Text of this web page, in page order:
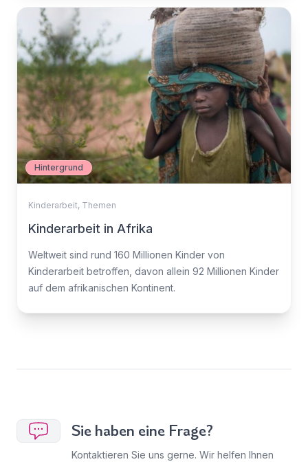
Hintergrund
Kinderarbeit, Themen
Kinderarbeit in Afrika
Weltweit sind rund 160 Millionen Kinder von
Kinderarbeit betroffen, davon allein 92 Millionen Kinder
auf dem afrikanischen Kontinent.
Sie haben eine Frage?
Kontaktieren Sie uns gerne. Wir helfen Ihnen